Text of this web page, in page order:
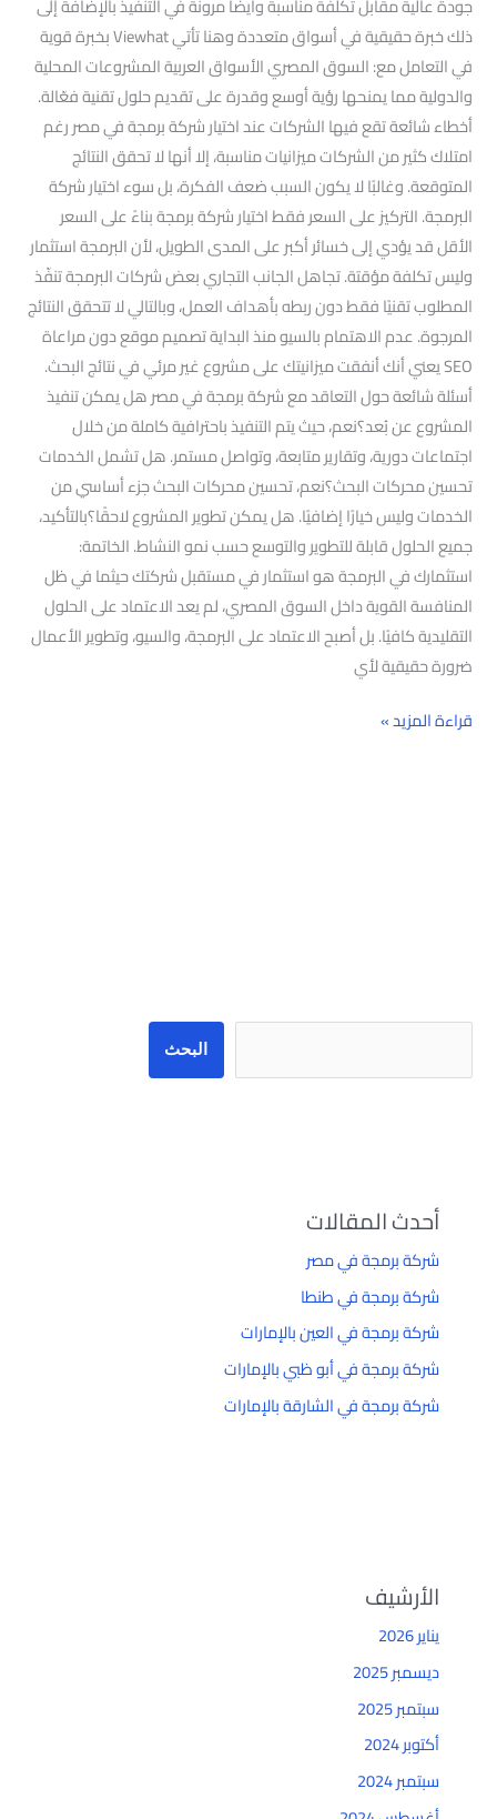
ذلك خبرة حقيقية في أسواق متعددة وهنا تأتي Viewhat بخبرة قوية
في التعامل مع: السوق المصري الأسواق العربية المشروعات المحلية
والدولية مما يمنحها رؤية أوسع وقدرة على تقديم حلول تقنية فعّالة.
أخطاء شائعة تقع فيها الشركات عند اختيار شركة برمجة في مصر رغم
امتلاك كثير من الشركات ميزانيات مناسبة، إلا أنها لا تحقق النتائج
المتوقعة. وغالبًا لا يكون السبب ضعف الفكرة، بل سوء اختيار شركة
البرمجة. التركيز على السعر فقط اختيار شركة برمجة بناءً على السعر
الأقل قد يؤدي إلى خسائر أكبر على المدى الطويل، لأن البرمجة استثمار
وليس تكلفة مؤقتة. تجاهل الجانب التجاري بعض شركات البرمجة تنفّذ
المطلوب تقنيًا فقط دون ربطه بأهداف العمل، وبالتالي لا تتحقق النتائج
المرجوة. عدم الاهتمام بالسيو منذ البداية تصميم موقع دون مراعاة
SEO يعني أنك أنفقت ميزانيتك على مشروع غير مرئي في نتائج البحث.
أسئلة شائعة حول التعاقد مع شركة برمجة في مصر هل يمكن تنفيذ
المشروع عن بُعد؟نعم، حيث يتم التنفيذ باحترافية كاملة من خلال
اجتماعات دورية، وتقارير متابعة، وتواصل مستمر. هل تشمل الخدمات
تحسين محركات البحث؟نعم، تحسين محركات البحث جزء أساسي من
الخدمات وليس خيارًا إضافيًا. هل يمكن تطوير المشروع لاحقًا؟بالتأكيد،
جميع الحلول قابلة للتطوير والتوسع حسب نمو النشاط. الخاتمة:
استثمارك في البرمجة هو استثمار في مستقبل شركتك حيثما في ظل
المنافسة القوية داخل السوق المصري، لم يعد الاعتماد على الحلول
التقليدية كافيًا. بل أصبح الاعتماد على البرمجة، والسيو، وتطوير الأعمال
ضرورة حقيقية لأي
قراءة المزيد »
البحث
أحدث المقالات
شركة برمجة في مصر
شركة برمجة في طنطا
شركة برمجة في العين بالإمارات
شركة برمجة في أبو ظبي بالإمارات
شركة برمجة في الشارقة بالإمارات
الأرشيف
يناير 2026
ديسمبر 2025
سبتمبر 2025
أكتوبر 2024
سبتمبر 2024